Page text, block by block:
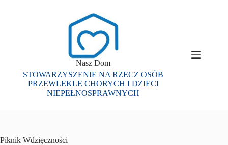
Nasz Dom
STOWARZYSZENIE NA RZECZ OSÓB
PRZEWLEKLE CHORYCH I DZIECI
NIEPEŁNOSPRAWNYCH
Piknik Wdzięczności